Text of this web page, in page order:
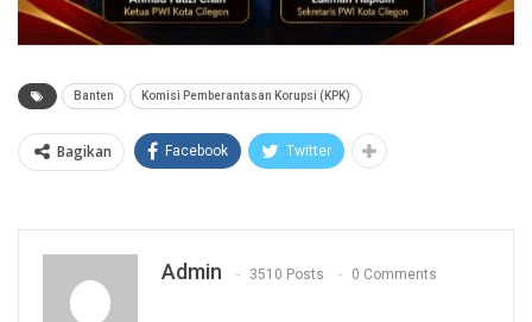
Banten Komisi Pemberantasan Korupsi (KPK)
Bagikan Facebook Twitter
Admin 3510 Posts 0 Comments